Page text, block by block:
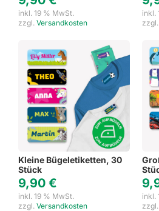
inkl. 19 % MwSt.
zzgl. Versandkosten
inkl.
zzgl.
Kleine Bügeletiketten, 30
Stück
9,90 €
inkl. 19 % MwSt.
zzgl. Versandkosten
inkl.
zzgl.